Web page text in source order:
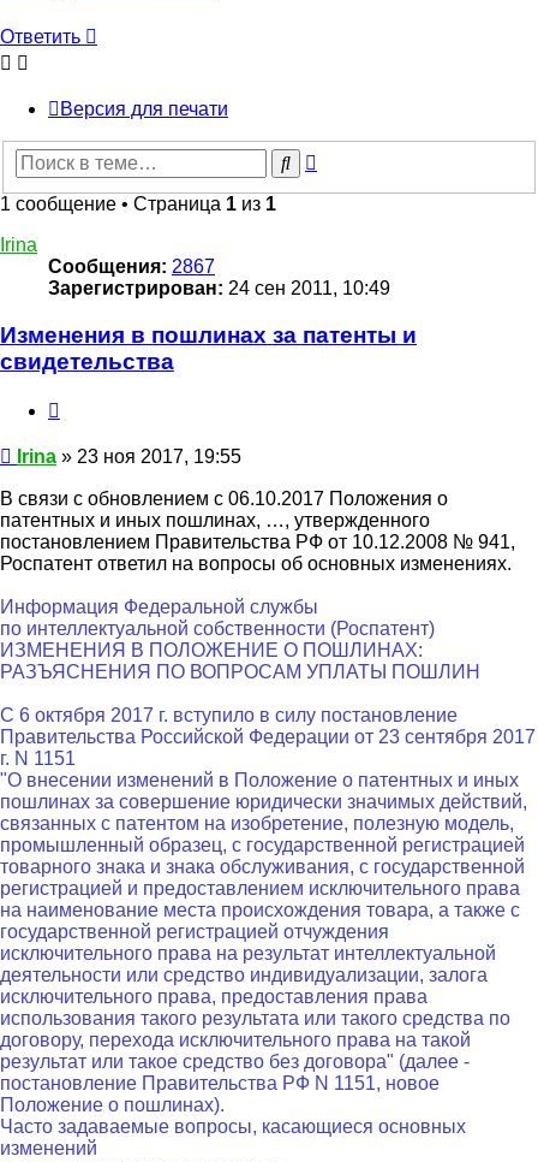
Ответить
Версия для печати
Поиск
1 сообщение • Страница 1 из 1
Irina
Сообщения: 2867
Зарегистрирован: 24 сен 2011, 10:49
Изменения в пошлинах за патенты и
свидетельства
Сообщение
Irina » 23 ноя 2017, 19:55
В связи с обновлением с 06.10.2017 Положения о
патентных и иных пошлинах, …, утвержденного
постановлением Правительства РФ от 10.12.2008 № 941,
Роспатент ответил на вопросы об основных изменениях.
Информация Федеральной службы
по интеллектуальной собственности (Роспатент)
ИЗМЕНЕНИЯ В ПОЛОЖЕНИЕ О ПОШЛИНАХ:
РАЗЪЯСНЕНИЯ ПО ВОПРОСАМ УПЛАТЫ ПОШЛИН
С 6 октября 2017 г. вступило в силу постановление
Правительства Российской Федерации от 23 сентября 2017
г. N 1151
"О внесении изменений в Положение о патентных и иных
пошлинах за совершение юридически значимых действий,
связанных с патентом на изобретение, полезную модель,
промышленный образец, с государственной регистрацией
товарного знака и знака обслуживания, с государственной
регистрацией и предоставлением исключительного права
на наименование места происхождения товара, а также с
государственной регистрацией отчуждения
исключительного права на результат интеллектуальной
деятельности или средство индивидуализации, залога
исключительного права, предоставления права
использования такого результата или такого средства по
договору, перехода исключительного права на такой
результат или такое средство без договора" (далее -
постановление Правительства РФ N 1151, новое
Положение о пошлинах).
Часто задаваемые вопросы, касающиеся основных
изменений